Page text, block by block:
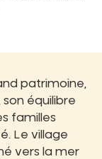
patrimoine,
équilibre
familles
Le village
vers la mer